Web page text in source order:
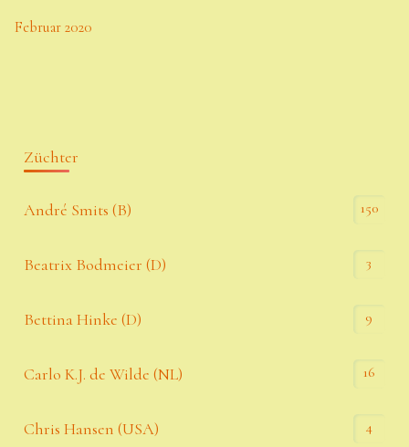
Februar 2020
Züchter
André Smits (B) 150
Beatrix Bodmeier (D) 3
Bettina Hinke (D) 9
Carlo K.J. de Wilde (NL) 16
Chris Hansen (USA) 4